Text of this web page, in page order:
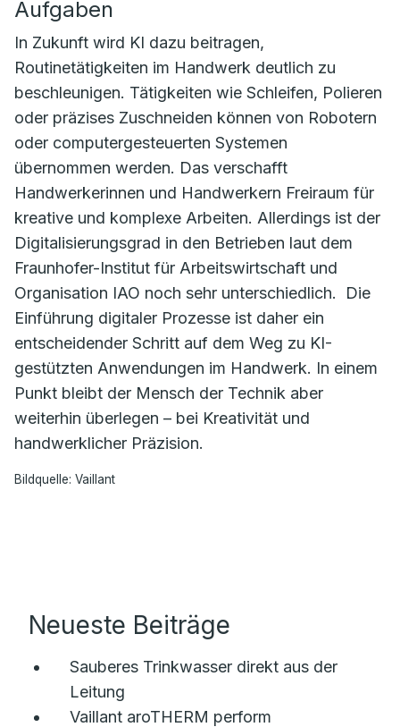
Aufgaben
In Zukunft wird KI dazu beitragen,
Routinetätigkeiten im Handwerk deutlich zu
beschleunigen. Tätigkeiten wie Schleifen, Polieren
oder präzises Zuschneiden können von Robotern
oder computergesteuerten Systemen
übernommen werden. Das verschafft
Handwerkerinnen und Handwerkern Freiraum für
kreative und komplexe Arbeiten. Allerdings ist der
Digitalisierungsgrad in den Betrieben laut dem
Fraunhofer-Institut für Arbeitswirtschaft und
Organisation IAO noch sehr unterschiedlich. Die
Einführung digitaler Prozesse ist daher ein
entscheidender Schritt auf dem Weg zu KI-
gestützten Anwendungen im Handwerk. In einem
Punkt bleibt der Mensch der Technik aber
weiterhin überlegen – bei Kreativität und
handwerklicher Präzision.
Bildquelle: Vaillant
Neueste Beiträge
Sauberes Trinkwasser direkt aus der
Leitung
Vaillant aroTHERM perform